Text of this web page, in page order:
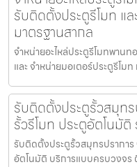
รับติดตั้งประตูรีโมท แ
มาตรฐานสากล
จำหน่ายอะไหล่ประตูรีโมทพาน
และ จำหน่ายมอเตอร์ประตูรีโ
รับติดตั้งประตูรั้วสมุท
รั้วรีโมท ประตูอัตโนมัติ
รับติดตั้งประตูรั้วสมุทรปราการ
อัตโนมัติ บริการแบบครบวงจ